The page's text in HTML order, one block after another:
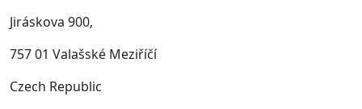
Jiráskova 900,
757 01 Valašské Meziříčí
Czech Republic